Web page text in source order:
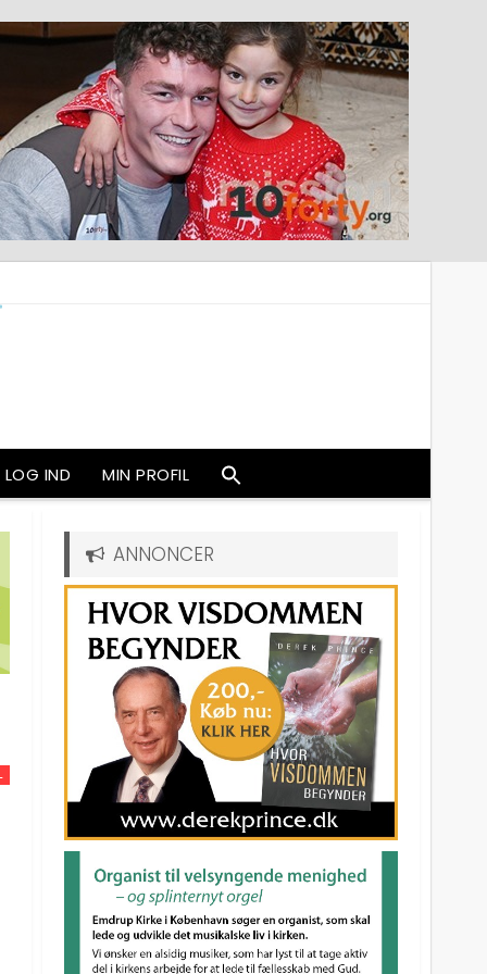
LOG IND MIN PROFIL
ANNONCER